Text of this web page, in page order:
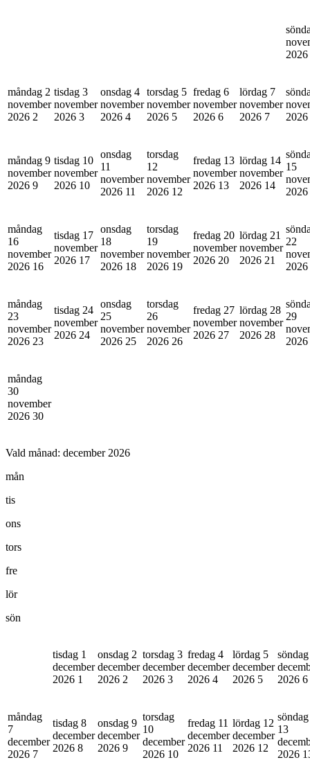
2026
måndag 2
november
2026 2
tisdag 3
november
2026 3
onsdag 4
november
2026 4
torsdag 5
november
2026 5
fredag 6
november
2026 6
lördag 7
november
2026 7
2026
måndag 9
november
2026 9
tisdag 10
november
2026 10
onsdag
11
november
2026 11
torsdag
12
november
2026 12
fredag 13
november
2026 13
lördag 14
november
2026 14
15
2026
måndag
16
november
2026 16
tisdag 17
november
2026 17
onsdag
18
november
2026 18
torsdag
19
november
2026 19
fredag 20
november
2026 20
lördag 21
november
2026 21
22
2026
måndag
23
november
2026 23
tisdag 24
november
2026 24
onsdag
25
november
2026 25
torsdag
26
november
2026 26
fredag 27
november
2026 27
lördag 28
november
2026 28
29
2026
måndag
30
november
2026 30
Vald månad: december 2026
mån
tis
ons
tors
fre
lör
sön
tisdag 1
december
2026 1
onsdag 2
december
2026 2
torsdag 3
december
2026 3
fredag 4
december
2026 4
lördag 5
december
2026 5
2026 6
måndag
7
december
2026 7
tisdag 8
december
2026 8
onsdag 9
december
2026 9
torsdag
10
december
2026 10
fredag 11
december
2026 11
lördag 12
december
2026 12
söndag
13
2026